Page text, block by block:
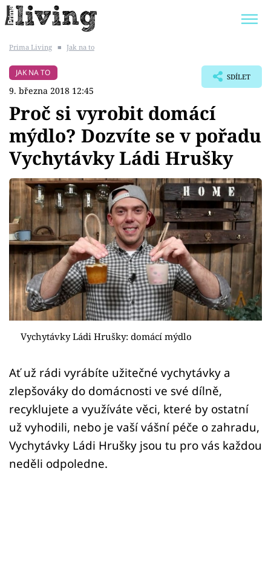
BYDLENÍ SLAVNÝCH
Témata
Bydlení
Zahrada
Design
Sledujte prima+
Přihlášení
Prima Living ■ Jak na to
JAK NA TO
9. března 2018 12:45
SDÍLET
Proč si vyrobit domácí
mýdlo? Dozvíte se v pořadu
Vychytávky Ládi Hrušky
Vychytávky Ládi Hrušky: domácí mýdlo
Ať už rádi vyrábíte užitečné vychytávky a
zlepšováky do domácnosti ve své dílně,
recyklujete a využíváte věci, které by ostatní
už vyhodili, nebo je vaší vášní péče o zahradu,
Vychytávky Ládi Hrušky jsou tu pro vás každou
neděli odpoledne.